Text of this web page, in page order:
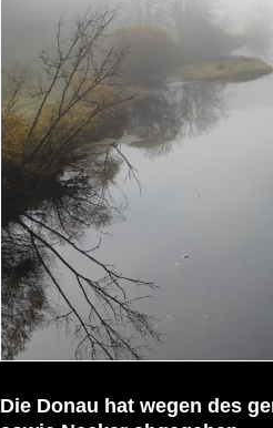
Die Donau hat wegen des